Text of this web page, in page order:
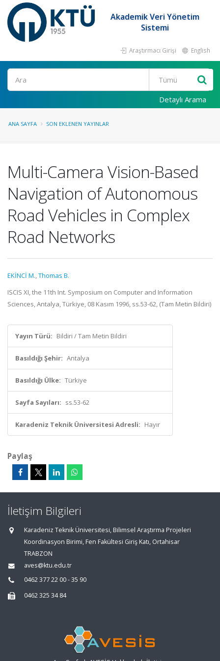
Akademik Veri Yönetim
Sistemi
Araştırmacı Girişi English
Ara
Detaylı Arama
ANA SAYFA SON EKLENEN YAYINLAR
Multi-Camera Vision-Based
Navigation of Autonomous
Road Vehicles in Complex
Road Networks
EKİNCİ M.,Thomas B.
ISCIS XI, the 11th Int. Symposium on Computer and Information
Sciences, Antalya, Türkiye, 08 Kasım 1996, ss.53-62, (Tam Metin Bildiri)
Yayın Türü: Bildiri / Tam Metin Bildiri
Basıldığı Şehir: Antalya
Basıldığı Ülke: Türkiye
Sayfa Sayıları: ss.53-62
Karadeniz Teknik Üniversitesi Adresli: Hayır
Paylaş
İletişim Bilgileri
Karadeniz Teknik Üniversitesi, Bilimsel Araştırma Projeleri
Koordinasyon Birimi, Fen Fakültesi Giriş Katı, Ortahisar
TRABZON
aves@ktu.edu.tr
0462 377 22 00 - 35 90
0462 325 34 84